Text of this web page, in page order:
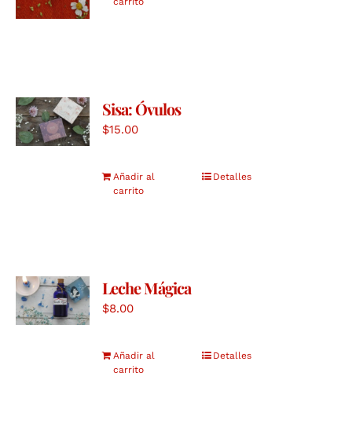
Sisa: Óvulos
$15.00
Añadir al
carrito
Detalles
Leche Mágica
$8.00
Añadir al
carrito
Detalles